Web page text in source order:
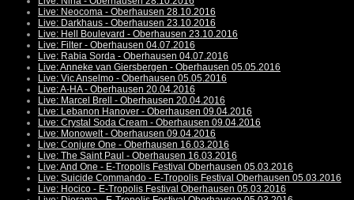
Live: Neocoma - Oberhausen 28.10.2016
Live: Darkhaus - Oberhausen 23.10.2016
Live: Hell Boulevard - Oberhausen 23.10.2016
Live: Filter - Oberhausen 04.07.2016
Live: Rabia Sorda - Oberhausen 04.07.2016
Live: Anneke van Giersbergen - Oberhausen 05.05.2016
Live: Vic Anselmo - Oberhausen 05.05.2016
Live: A-HA - Oberhausen 20.04.2016
Live: Marcel Brell - Oberhausen 20.04.2016
Live: Lebanon Hanover - Oberhausen 09.04.2016
Live: Crystal Soda Cream - Oberhausen 09.04.2016
Live: Monowelt - Oberhausen 09.04.2016
Live: Conjure One - Oberhausen 16.03.2016
Live: The Saint Paul - Oberhausen 16.03.2016
Live: And One - E-Tropolis Festival Oberhausen 05.03.2016
Live: Suicide Commando - E-Tropolis Festival Oberhausen 05.03.2016
Live: Hocico - E-Tropolis Festival Oberhausen 05.03.2016